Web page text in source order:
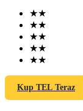
★★
★★
★★
★★
★★
Kup TEL Teraz